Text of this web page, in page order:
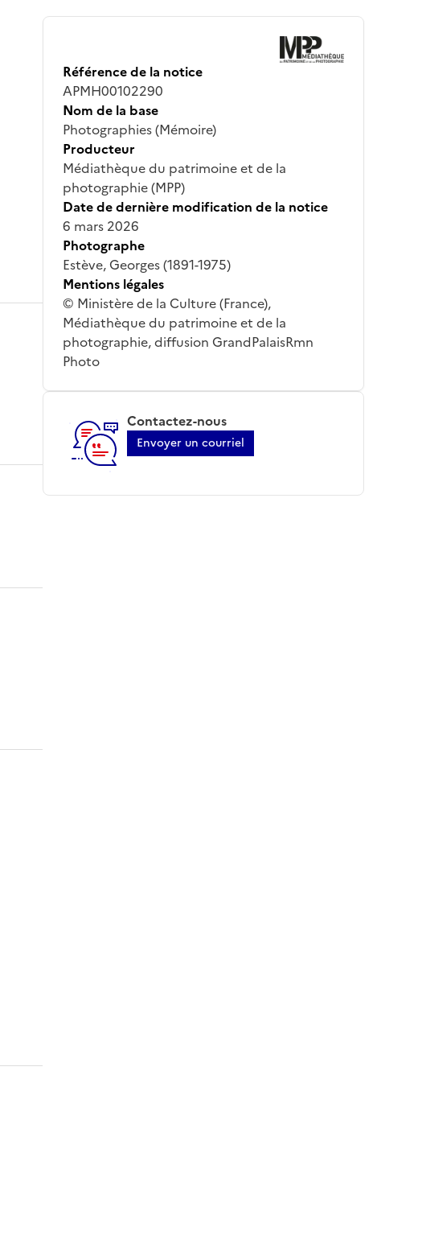
Référence de la notice
APMH00102290
Nom de la base
Photographies (Mémoire)
Producteur
Médiathèque du patrimoine et de la
photographie (MPP)
Date de dernière modification de la notice
6 mars 2026
Photographe
Estève, Georges (1891-1975)
Mentions légales
© Ministère de la Culture (France),
Médiathèque du patrimoine et de la
photographie, diffusion GrandPalaisRmn
Photo
Contactez-nous
Envoyer un courriel